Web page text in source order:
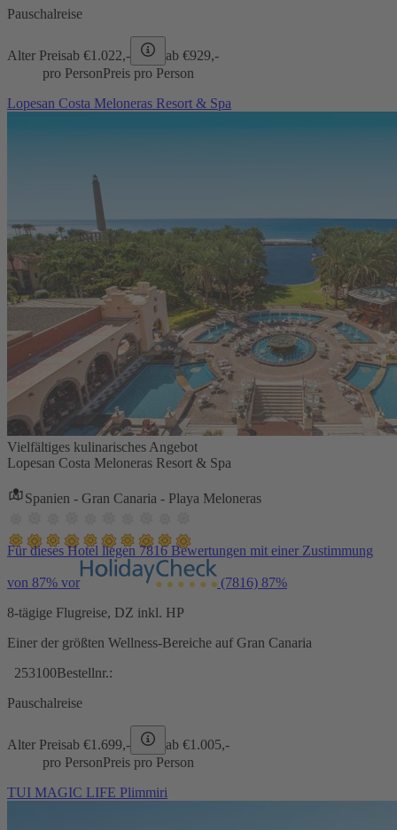
Pauschalreise
Alter Preisab €1.022,- ab €929,-
pro PersonPreis pro Person
Lopesan Costa Meloneras Resort & Spa
Vielfältiges kulinarisches Angebot
Lopesan Costa Meloneras Resort & Spa
Spanien - Gran Canaria - Playa Meloneras
Für dieses Hotel liegen 7816 Bewertungen mit einer Zustimmung
von 87% vor (7816) 87%
8-tägige Flugreise, DZ inkl. HP
Einer der größten Wellness-Bereiche auf Gran Canaria
253100Bestellnr.:
Pauschalreise
Alter Preisab €1.699,- ab €1.005,-
pro PersonPreis pro Person
TUI MAGIC LIFE Plimmiri